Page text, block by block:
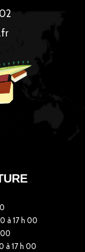
à 17 h 00
à 17 h 00